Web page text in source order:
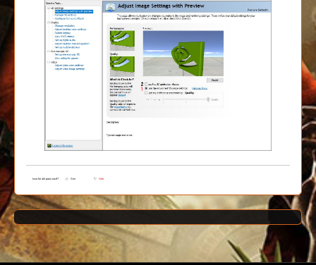
Isso foi útil para você? Sim Não